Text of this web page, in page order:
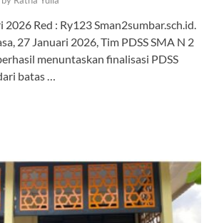
2026 Red : Ry123 Sman2sumbar.sch.id.
27 Januari 2026, Tim PDSS SMA N 2
menuntaskan finalisasi PDSS
batas …